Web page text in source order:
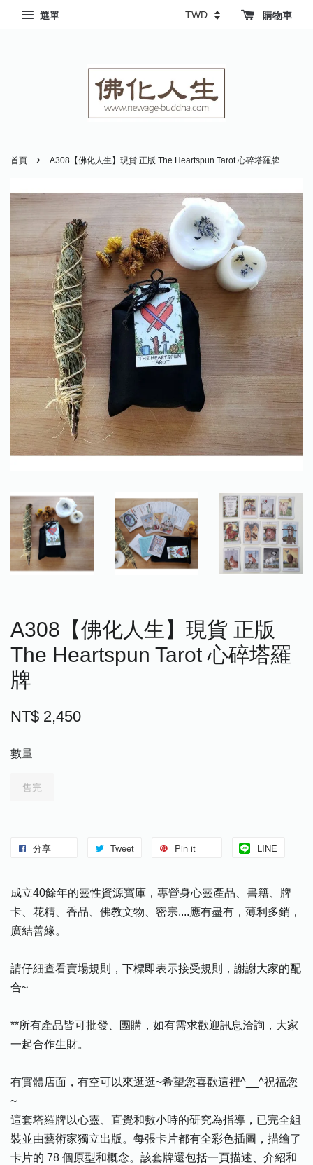
選單 購物車
首頁 › A308【佛化人生】現貨 正版 The Heartspun Tarot 心碎塔羅牌
A308【佛化人生】現貨 正版
The Heartspun Tarot 心碎塔羅
牌
NT$ 2,450
數量
售完
分享 Tweet Pin it LINE
成立40餘年的靈性資源寶庫，專營身心靈產品、書籍、牌
卡、花精、香品、佛教文物、密宗....應有盡有，薄利多銷，
廣結善緣。
請仔細查看賣場規則，下標即表示接受規則，謝謝大家的配
合~
**所有產品皆可批發、團購，如有需求歡迎訊息洽詢，大家
一起合作生財。
有實體店面，有空可以來逛逛~希望您喜歡這裡^__^祝福您
~
這套塔羅牌以心靈、直覺和數小時的研究為指導，已完全組
裝並由藝術家獨立出版。每張卡片都有全彩色插圖，描繪了
卡片的 78 個原型和概念。該套牌還包括一頁描述、介紹和